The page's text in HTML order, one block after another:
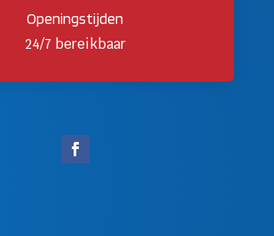
Openingstijden
24/7 bereikbaar